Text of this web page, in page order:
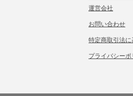
運営会社
お問い合わせ
特定商取引法
プライバシーポ